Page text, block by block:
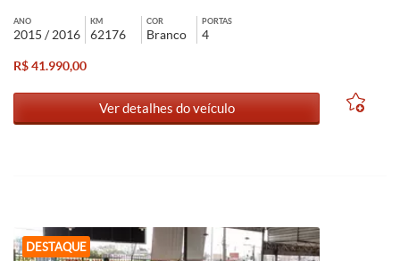
ANO
2015 / 2016
KM
62176
COR
Branco
PORTAS
4
R$ 41.990,00
Ver detalhes do veículo
DESTAQUE